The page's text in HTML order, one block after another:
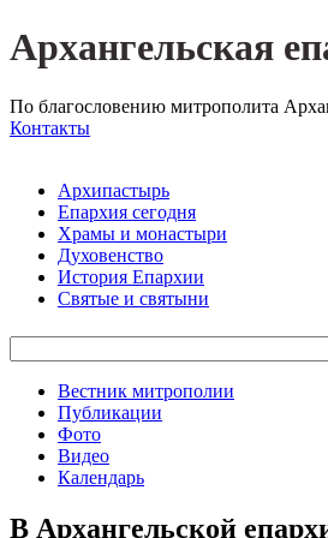
Архангельская
По благословению митрополита
Контакты
Архипастырь
Епархия сегодня
Храмы и монастыри
Духовенство
История Епархии
Святые и святыни
Вестник митрополии
Публикации
Фото
Видео
Календарь
В Архангельской